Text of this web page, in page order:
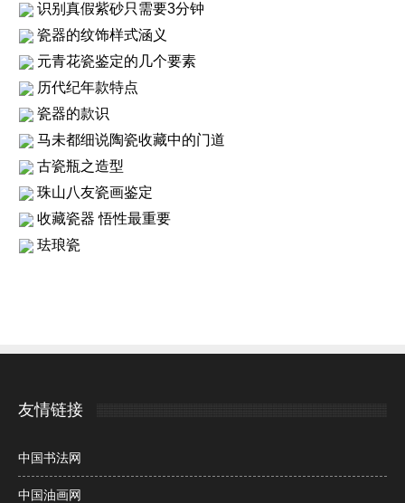
识别真假紫砂只需要3分钟
瓷器的纹饰样式涵义
元青花瓷鉴定的几个要素
历代纪年款特点
瓷器的款识
马未都细说陶瓷收藏中的门道
古瓷瓶之造型
珠山八友瓷画鉴定
收藏瓷器 悟性最重要
珐琅瓷
友情链接
中国书法网
中国油画网